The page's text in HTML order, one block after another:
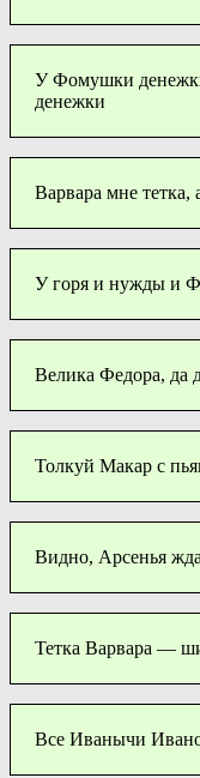
У Фомушки
денежки
Варвара мне тетка,
У горя и нужды и
Велика Федора, да
Толкуй Макар с
Видно, Арсенья
Тетка Варвара —
Все Иванычи